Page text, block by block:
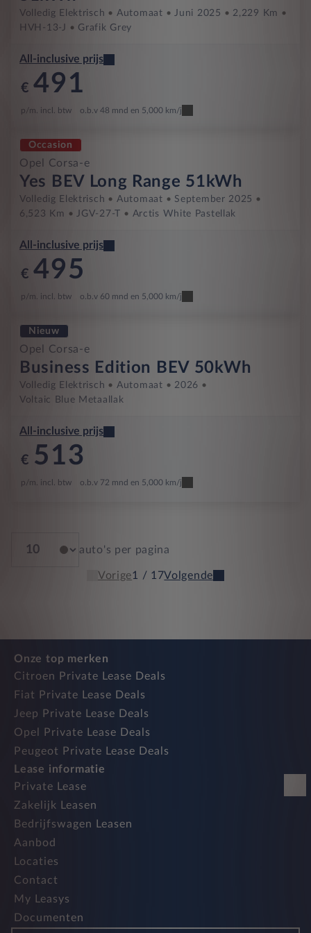
Volledig Elektrisch Automaat Juni 2025
2,229 Km
HVH-13-J
Grafik Grey
All-inclusive prijs
€ 491
p/m. incl. btw o.b.v 48 mnd en 5,000 km/j
Occasion
Opel Corsa-e
Yes BEV Long Range 51kWh
Volledig Elektrisch Automaat
September 2025
6,523 Km
JGV-27-T Arctis White Pastellak
All-inclusive prijs
€ 495
p/m. incl. btw o.b.v 60 mnd en 5,000 km/j
Nieuw
Opel Corsa-e
Business Edition BEV 50kWh
Volledig Elektrisch Automaat
2026
Voltaic Blue Metaallak
All-inclusive prijs
€ 513
p/m. incl. btw o.b.v 72 mnd en 5,000 km/j
auto's per pagina
Vorige1 / 17Volgende
Onze top merken
Citroen Private Lease Deals
Fiat Private Lease Deals
Jeep Private Lease Deals
Opel Private Lease Deals
Peugeot Private Lease Deals
Lease informatie
Private Lease
Zakelijk Leasen
Bedrijfswagen Leasen
Aanbod
Locaties
Contact
My Leasys
Documenten